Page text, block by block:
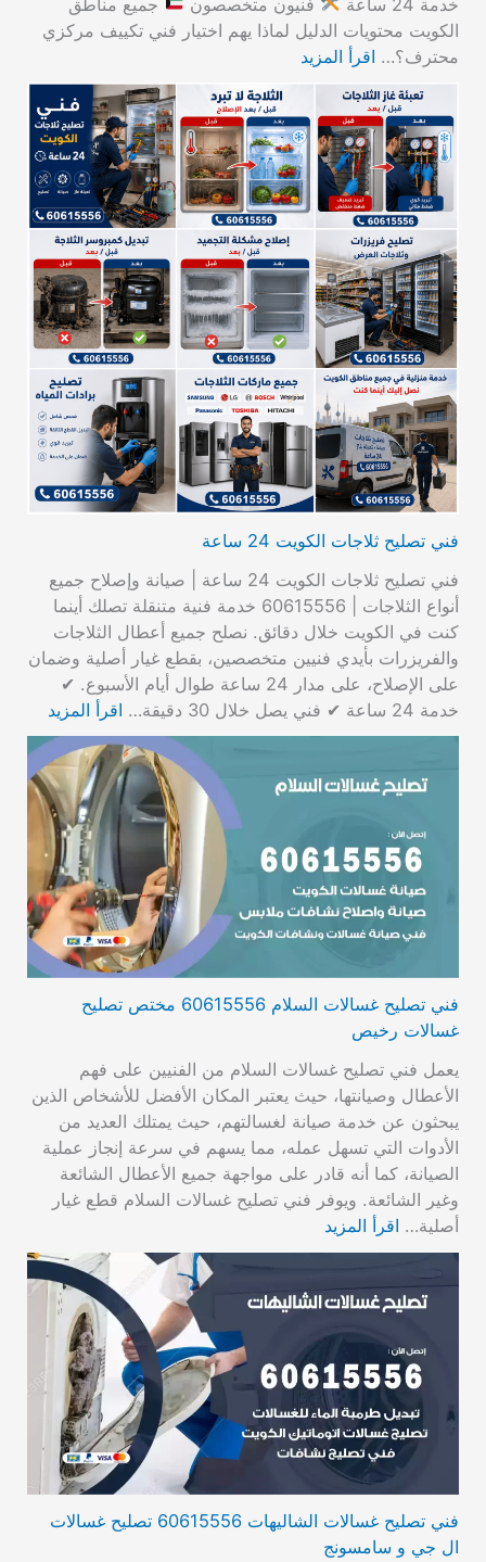
الكويت محتويات الدليل لماذا يهم اختيار فني تكييف مركزي
محترف؟… اقرأ المزيد
فني تصليح ثلاجات الكويت 24 ساعة
فني تصليح ثلاجات الكويت 24 ساعة | صيانة وإصلاح جميع
أنواع الثلاجات | 60615556 خدمة فنية متنقلة تصلك أينما
كنت في الكويت خلال دقائق. نصلح جميع أعطال الثلاجات
والفريزرات بأيدي فنيين متخصصين، بقطع غيار أصلية وضمان
على الإصلاح، على مدار 24 ساعة طوال أيام الأسبوع. ✔
خدمة 24 ساعة ✔ فني يصل خلال 30 دقيقة…
اقرأ المزيد
فني تصليح غسالات السلام 60615556 مختص تصليح
غسالات رخيص
يعمل فني تصليح غسالات السلام من الفنيين على فهم
الأعطال وصيانتها، حيث يعتبر المكان الأفضل للأشخاص الذين
يبحثون عن خدمة صيانة لغسالتهم، حيث يمتلك العديد من
الأدوات التي تسهل عمله، مما يسهم في سرعة إنجاز عملية
الصيانة، كما أنه قادر على مواجهة جميع الأعطال الشائعة
وغير الشائعة. ويوفر فني تصليح غسالات السلام قطع غيار
أصلية… اقرأ المزيد
فني تصليح غسالات الشاليهات 60615556 تصليح غسالات
ال جي و سامسونج